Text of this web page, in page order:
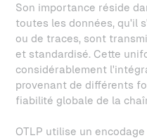
Son importance réside
toutes les données, qu'il
ou de traces, sont
et standardisé. Cette
considérablement
provenant de différents
fiabilité globale de la
OTLP utilise un